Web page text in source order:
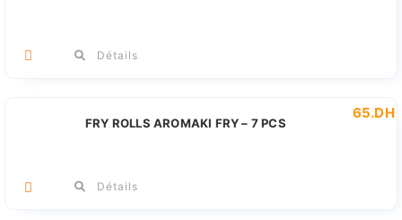
Détails
FRY ROLLS AROMAKI FRY – 7 PCS
65.DH
Détails